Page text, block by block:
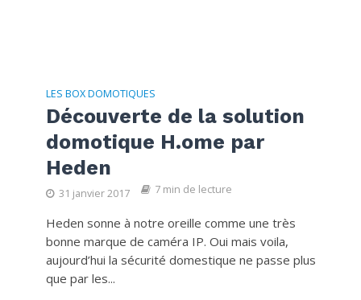
LES BOX DOMOTIQUES
Découverte de la solution
domotique H.ome par
Heden
31 janvier 2017 7 min de lecture
Heden sonne à notre oreille comme une très
bonne marque de caméra IP. Oui mais voila,
aujourd’hui la sécurité domestique ne passe plus
que par les...